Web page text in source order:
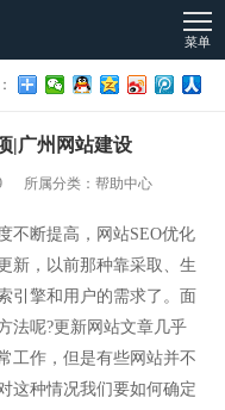
菜单
|广州网站建设
所属分类：帮助中心
不断提高，网站SEO优化
新，以前那种靠采取、生
引擎和用户的需求了。面
法呢?更新网站文章几乎
工作，但是有些网站并不
这种情况我们要如何确定